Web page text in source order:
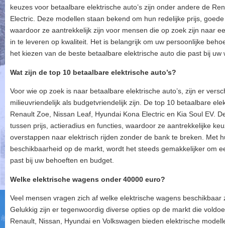
keuzes voor betaalbare elektrische auto’s zijn onder andere de
Electric. Deze modellen staan bekend om hun redelijke prijs,
waardoor ze aantrekkelijk zijn voor mensen die op zoek zijn naar
in te leveren op kwaliteit. Het is belangrijk om uw persoonlijke
het kiezen van de beste betaalbare elektrische auto die past bij uw
Wat zijn de top 10 betaalbare elektrische auto’s?
Voor wie op zoek is naar betaalbare elektrische auto’s, zijn er
milieuvriendelijk als budgetvriendelijk zijn. De top 10 betaalbare
Renault Zoe, Nissan Leaf, Hyundai Kona Electric en Kia Soul EV.
tussen prijs, actieradius en functies, waardoor ze aantrekkelijke
overstappen naar elektrisch rijden zonder de bank te breken. Met
beschikbaarheid op de markt, wordt het steeds gemakkelijker om
past bij uw behoeften en budget.
Welke elektrische wagens onder 40000 euro?
Veel mensen vragen zich af welke elektrische wagens
Gelukkig zijn er tegenwoordig diverse opties op de markt die
Renault, Nissan, Hyundai en Volkswagen bieden elektrische